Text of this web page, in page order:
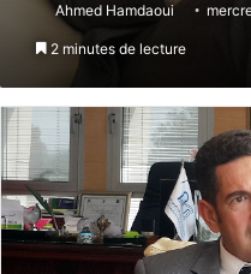
Ahmed Hamdaoui
2 minutes de lecture